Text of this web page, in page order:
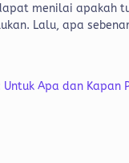
menilai apakah
Lalu, apa
Apa dan Kapan